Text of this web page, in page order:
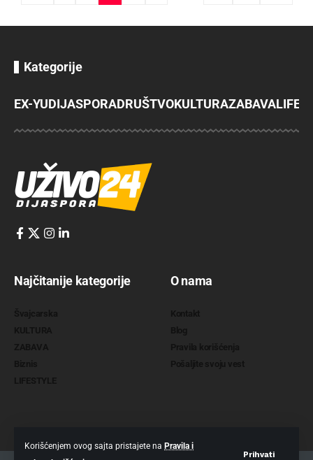
Korišćenjem ovog sajta pristajete na Pravila i
Prihvati
Kategorije
EX-YUDIJASPORADRUŠTVOKULTURAZABAVA
Najčitanije kategorije O nama